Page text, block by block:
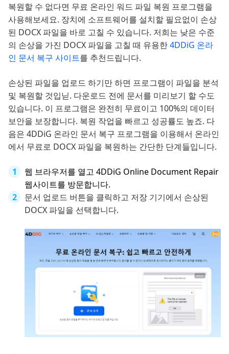
복원할 수 없다면 무료 온라인 워드 파일 복원 프로그램을
사용해보세요. 장치에 소프트웨어를 설치할 필요없이 손상
된 DOCX 파일을 바로 고칠 수 있습니다. 저희는 낮은 수준
의 손상을 가진 DOCX 파일을 고칠 때 유용한4DDiG 온라
인 문서 복구 사이트를 추천드립니다.
손상된 파일을 업로드 하기만 하면 프로그램이 파일을 분석
및 복원할 것입닏. 다운로드 전에 문서를 미리보기 할 수도
있습니다. 이 프로그램은 완전히 무료이고 100%의 데이터
보안을 보장합니다. 복원 작업을 빠르고 성공률도 높죠. 다
음은 4DDiG 온라인 문서 복구 프로그램을 이용해서 온라인
에서 무료로 DOCX 파일을 복원하는 간단한 단계들입니다.
웹 브라우저를 열고 4DDiG Online Document Repair
웹사이트를 방문합니다.
문서 업로드 버튼을 클릭하고 저장 기기에서 손상된
DOCX 파일을 선택합니다.